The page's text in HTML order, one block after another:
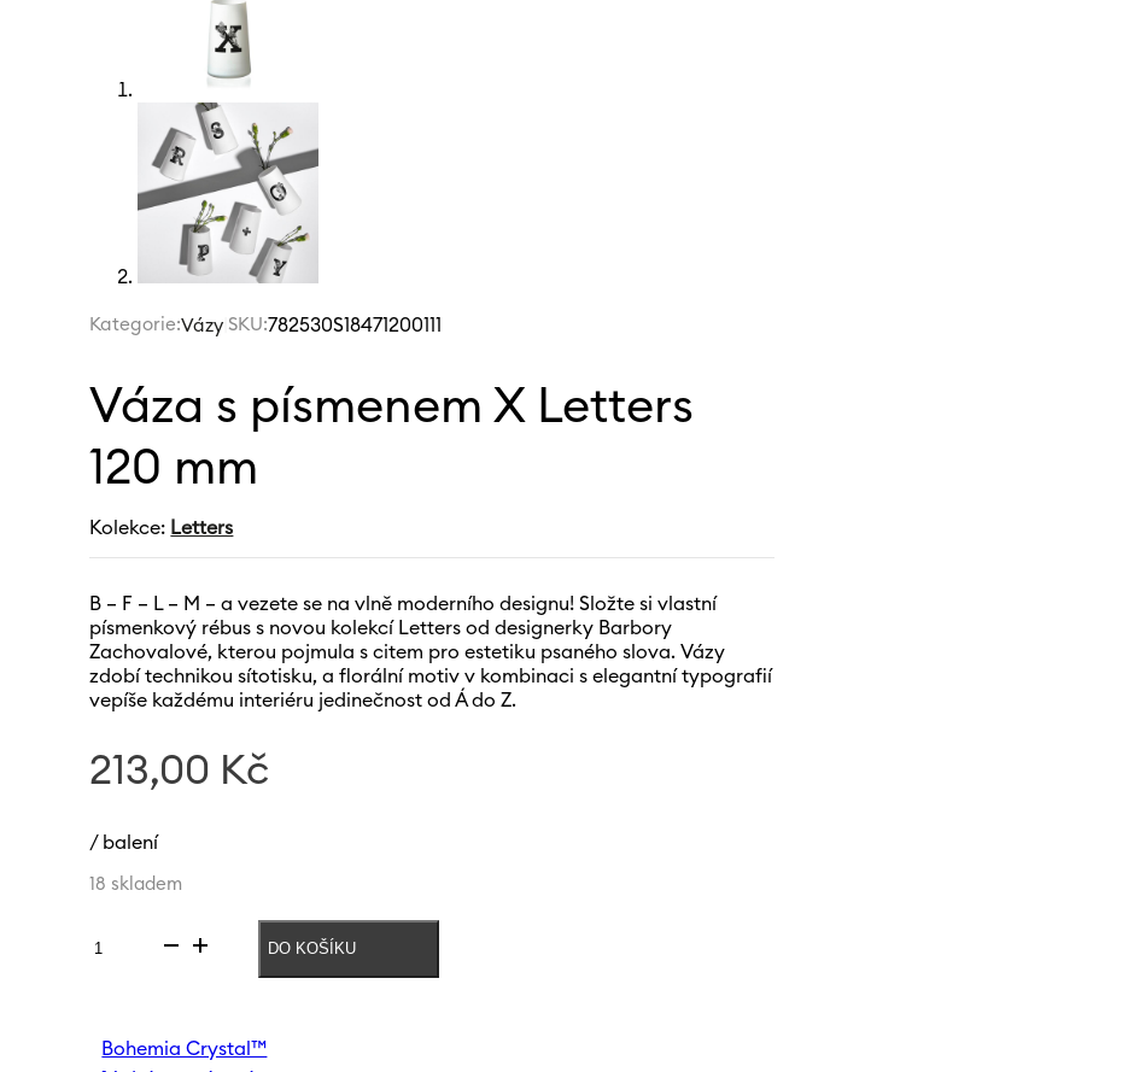
Kategorie:Vázy SKU:782530S18471200111
Váza s písmenem X Letters
120 mm
Kolekce: Letters
B – F – L – M – a vezete se na vlně moderního designu! Složte si vlastní
písmenkový rébus s novou kolekcí Letters od designerky Barbory
Zachovalové, kterou pojmula s citem pro estetiku psaného slova. Vázy
zdobí technikou sítotisku, a florální motiv v kombinaci s elegantní typografií
vepíše každému interiéru jedinečnost od Á do Z.
213,00 Kč
/ balení
18 skladem
Váza
Letters
DO KOŠÍKU
Bohemia Crystal™